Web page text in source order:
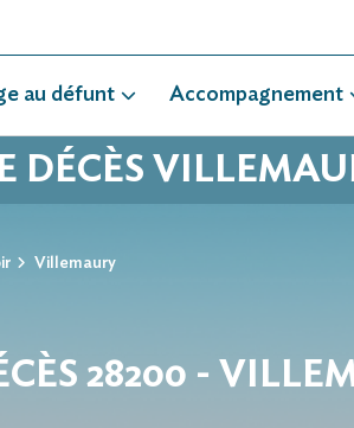
au défunt Accompagnement
DÉCÈS
Villemaury
28200 -